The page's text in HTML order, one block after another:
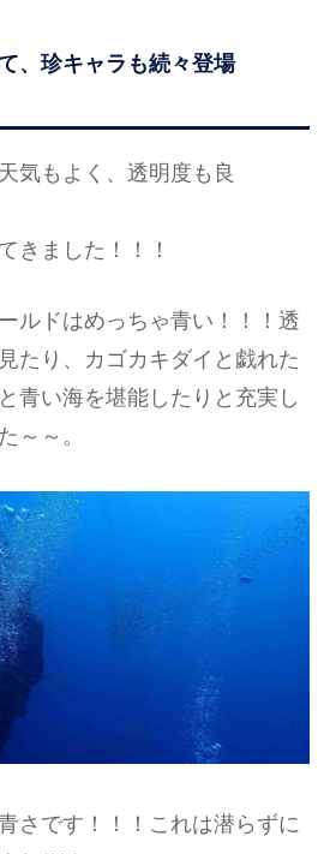
、珍キャラも続々登場
気もよく、透明度も良
きました！！！
ルドはめっちゃ青い！！！透
たり、カゴカキダイと戯れた
青い海を堪能したりと充実し
～～。
さです！！！これは潜らずに